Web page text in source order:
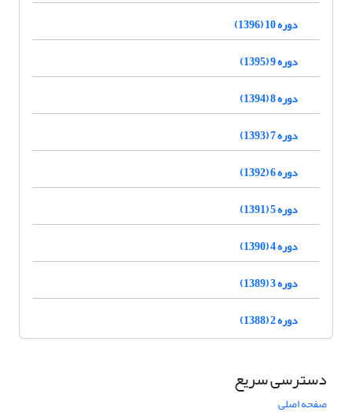
دوره 10 (1396)
دوره 9 (1395)
دوره 8 (1394)
دوره 7 (1393)
دوره 6 (1392)
دوره 5 (1391)
دوره 4 (1390)
دوره 3 (1389)
دوره 2 (1388)
دسترسی سریع
صفحه اصلی